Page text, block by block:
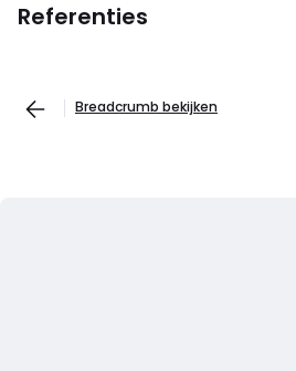
Referenties
Breadcrumb bekijken